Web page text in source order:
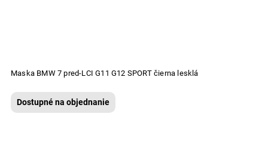
Maska BMW 7 pred-LCI G11 G12 SPORT čierna lesklá
Dostupné na objednanie